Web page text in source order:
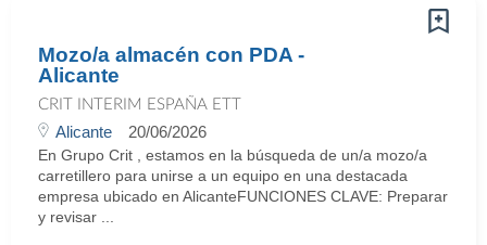
Mozo/a almacén con PDA -
Alicante
CRIT INTERIM ESPAÑA ETT
Alicante 20/06/2026
En Grupo Crit , estamos en la búsqueda de un/a mozo/a
carretillero para unirse a un equipo en una destacada
empresa ubicado en AlicanteFUNCIONES CLAVE: Preparar
y revisar ...